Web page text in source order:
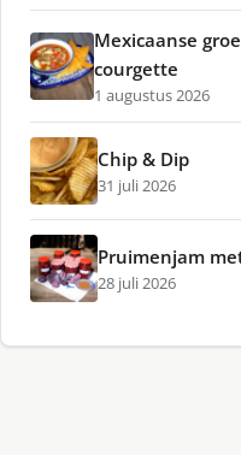
Mexicaanse
courgette
1 augustus 2026
Chip & Dip
31 juli 2026
Pruimenjam
28 juli 2026